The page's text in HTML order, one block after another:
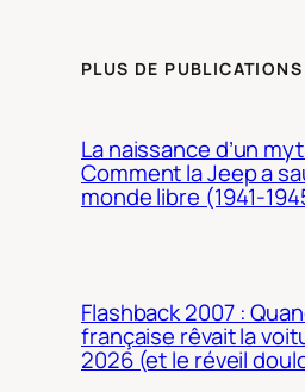
PLUS DE PUBLICATIONS
La naissance d’un
Comment la Jeep a
monde libre (1941-
Flashback 2007 :
française rêvait la
2026 (et le réveil